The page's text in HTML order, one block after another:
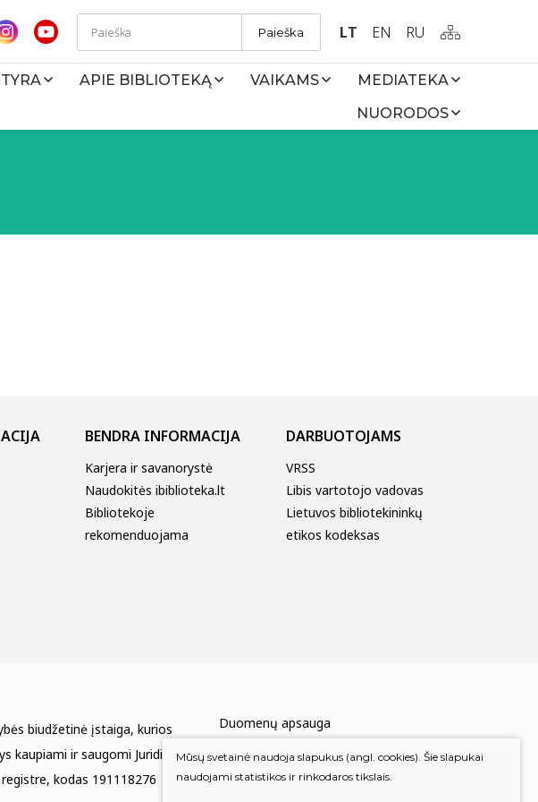
Paieška LT EN RU
APIE BIBLIOTEKĄ VAIKAMS
MEDIATEKA
NUORODOS
BENDRA INFORMACIJA
Karjera ir savanorystė
Naudokitės ibiblioteka.lt
Bibliotekoje
rekomenduojama
DARBUOTOJAMS
VRSS
Libis vartotojo vadovas
Lietuvos bibliotekininkų
etikos kodeksas
biudžetinė įstaiga, kurios
kaupiami ir saugomi Juridinių
kodas 191118276
Duomenų apsauga
Mūsų svetainė naudoja slapukus (angl. cookies). Šie slapukai
naudojami statistikos ir rinkodaros tikslais.